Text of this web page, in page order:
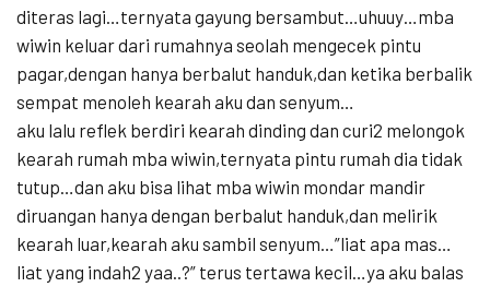
diteras lagi…ternyata gayung bersambut…uhuuy…mba
wiwin keluar dari rumahnya seolah mengecek pintu
pagar,dengan hanya berbalut handuk,dan ketika berbalik
sempat menoleh kearah aku dan senyum…
aku lalu reflek berdiri kearah dinding dan curi2 melongok
kearah rumah mba wiwin,ternyata pintu rumah dia tidak
tutup…dan aku bisa lihat mba wiwin mondar mandir
diruangan hanya dengan berbalut handuk,dan melirik
kearah luar,kearah aku sambil senyum…”liat apa mas…
liat yang indah2 yaa..?” terus tertawa kecil…ya aku balas